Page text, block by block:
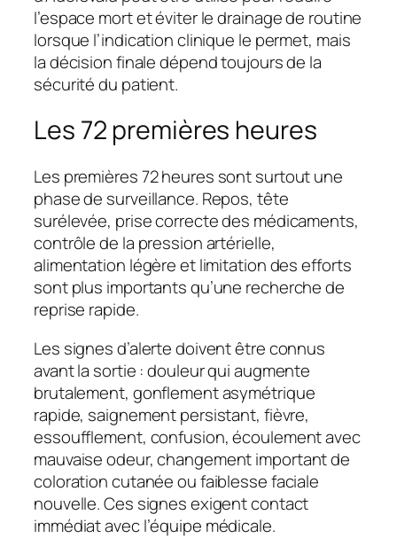
l’espace mort et éviter le drainage de routine
lorsque l’indication clinique le permet, mais
la décision finale dépend toujours de la
sécurité du patient.
Les 72 premières heures
Les premières 72 heures sont surtout une
phase de surveillance. Repos, tête
surélevée, prise correcte des médicaments,
contrôle de la pression artérielle,
alimentation légère et limitation des efforts
sont plus importants qu’une recherche de
reprise rapide.
Les signes d’alerte doivent être connus
avant la sortie : douleur qui augmente
brutalement, gonflement asymétrique
rapide, saignement persistant, fièvre,
essoufflement, confusion, écoulement avec
mauvaise odeur, changement important de
coloration cutanée ou faiblesse faciale
nouvelle. Ces signes exigent contact
immédiat avec l’équipe médicale.